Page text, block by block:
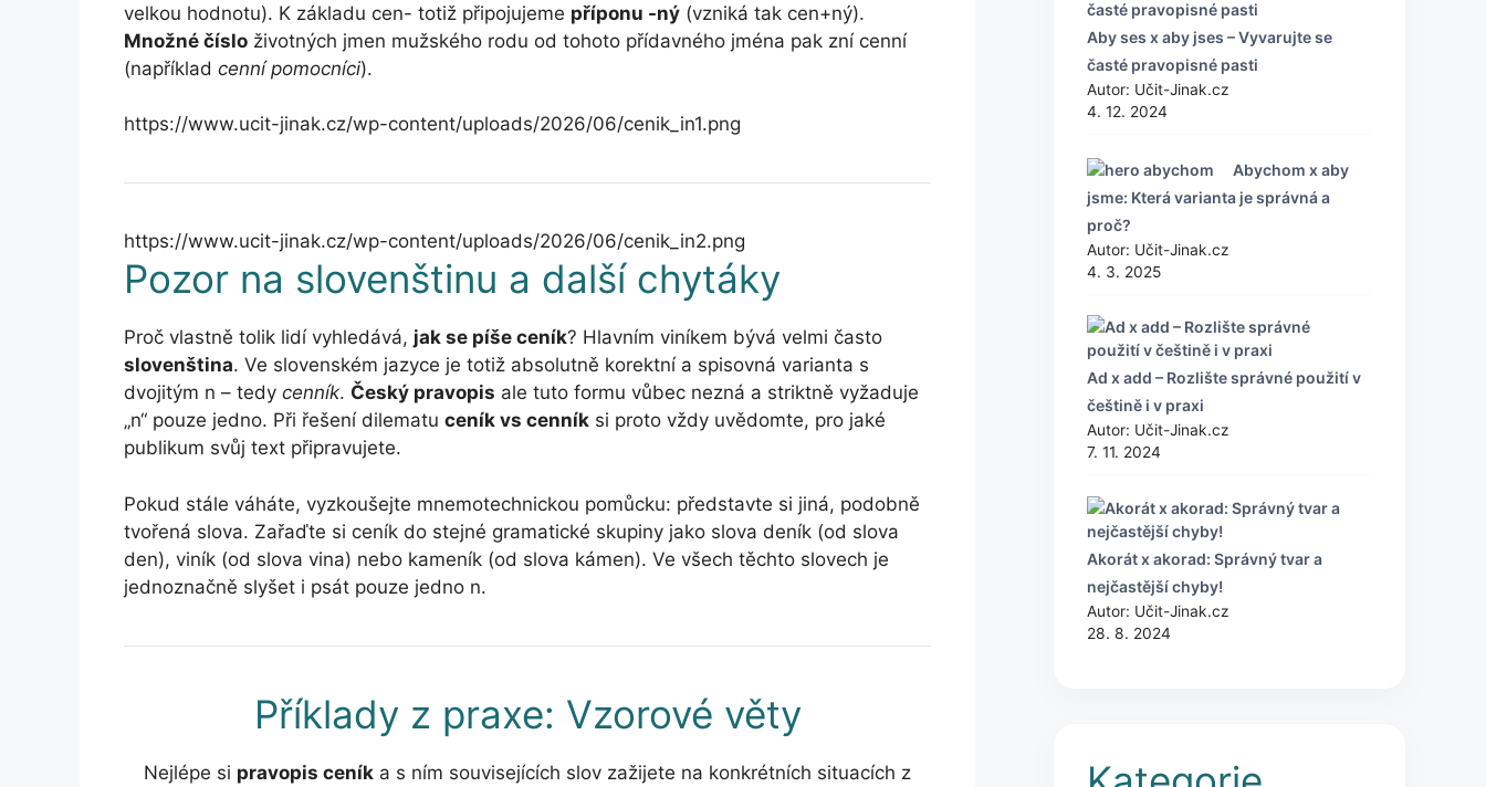
velkou hodnotu). K základu cen- totiž připojujeme příponu -ný (vzniká tak cen+ný).
Množné číslo životných jmen mužského rodu od tohoto přídavného jména pak zní cenní
(například cenní pomocníci).
https://www.ucit-jinak.cz/wp-content/uploads/2026/06/cenik_in1.png
https://www.ucit-jinak.cz/wp-content/uploads/2026/06/cenik_in2.png
Pozor na slovenštinu a další chytáky
Proč vlastně tolik lidí vyhledává, jak se píše ceník? Hlavním viníkem bývá velmi často
slovenština. Ve slovenském jazyce je totiž absolutně korektní a spisovná varianta s
dvojitým n – tedy cenník. Český pravopis ale tuto formu vůbec nezná a striktně vyžaduje
„n“ pouze jedno. Při řešení dilematu ceník vs cenník si proto vždy uvědomte, pro jaké
publikum svůj text připravujete.
Pokud stále váháte, vyzkoušejte mnemotechnickou pomůcku: představte si jiná, podobně
tvořená slova. Zařaďte si ceník do stejné gramatické skupiny jako slova deník (od slova
den), viník (od slova vina) nebo kameník (od slova kámen). Ve všech těchto slovech je
jednoznačně slyšet i psát pouze jedno n.
Příklady z praxe: Vzorové věty
Nejlépe si pravopis ceník a s ním souvisejících slov zažijete na konkrétních situacích z
Aby ses x aby jses – Vyvarujte se
časté pravopisné pasti
Autor: Učit-Jinak.cz
4. 12. 2024
Abychom x aby
jsme: Která varianta je správná a
proč?
Autor: Učit-Jinak.cz
4. 3. 2025
Ad x add – Rozlište správné použití v
češtině i v praxi
Autor: Učit-Jinak.cz
7. 11. 2024
Akorát x akorad: Správný tvar a
nejčastější chyby!
Autor: Učit-Jinak.cz
28. 8. 2024